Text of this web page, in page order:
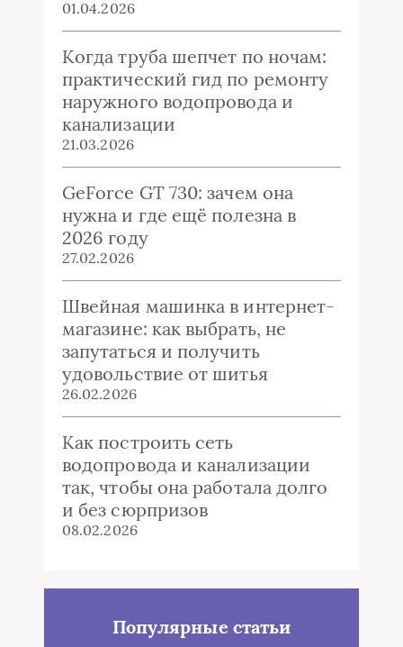
01.04.2026
Когда труба шепчет по ночам:
практический гид по ремонту
наружного водопровода и
канализации
21.03.2026
GeForce GT 730: зачем она
нужна и где ещё полезна в
2026 году
27.02.2026
Швейная машинка в интернет-
магазине: как выбрать, не
запутаться и получить
удовольствие от шитья
26.02.2026
Как построить сеть
водопровода и канализации
так, чтобы она работала долго
и без сюрпризов
08.02.2026
Популярные статьи